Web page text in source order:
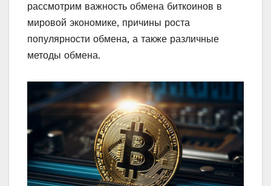
рассмотрим важность обмена биткоинов в
мировой экономике, причины роста
популярности обмена, а также различные
методы обмена.